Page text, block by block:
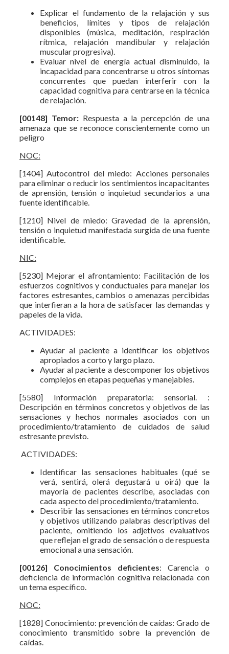
Explicar el fundamento de la relajación y sus
beneficios, límites y tipos de relajación
disponibles (música, meditación, respiración
rítmica, relajación mandibular y relajación
muscular progresiva).
Evaluar nivel de energía actual disminuido, la
incapacidad para concentrarse u otros síntomas
concurrentes que puedan interferir con la
capacidad cognitiva para centrarse en la técnica
de relajación.
[00148] Temor: Respuesta a la percepción de una
amenaza que se reconoce conscientemente como un
peligro
NOC:
[1404] Autocontrol del miedo: Acciones personales
para eliminar o reducir los sentimientos incapacitantes
de aprensión, tensión o inquietud secundarios a una
fuente identificable.
[1210] Nivel de miedo: Gravedad de la aprensión,
tensión o inquietud manifestada surgida de una fuente
identificable.
NIC:
[5230] Mejorar el afrontamiento: Facilitación de los
esfuerzos cognitivos y conductuales para manejar los
factores estresantes, cambios o amenazas percibidas
que interfieran a la hora de satisfacer las demandas y
papeles de la vida.
ACTIVIDADES:
Ayudar al paciente a identificar los objetivos
apropiados a corto y largo plazo.
Ayudar al paciente a descomponer los objetivos
complejos en etapas pequeñas y manejables.
[5580] Información preparatoria: sensorial. :
Descripción en términos concretos y objetivos de las
sensaciones y hechos normales asociados con un
procedimiento/tratamiento de cuidados de salud
estresante previsto.
ACTIVIDADES:
Identificar las sensaciones habituales (qué se
verá, sentirá, olerá degustará u oirá) que la
mayoría de pacientes describe, asociadas con
cada aspecto del procedimiento/tratamiento.
Describir las sensaciones en términos concretos
y objetivos utilizando palabras descriptivas del
paciente, omitiendo los adjetivos evaluativos
que reflejan el grado de sensación o de respuesta
emocional a una sensación.
[00126] Conocimientos deficientes: Carencia o
deficiencia de información cognitiva relacionada con
un tema específico.
NOC:
[1828] Conocimiento: prevención de caídas: Grado de
conocimiento transmitido sobre la prevención de
caídas.